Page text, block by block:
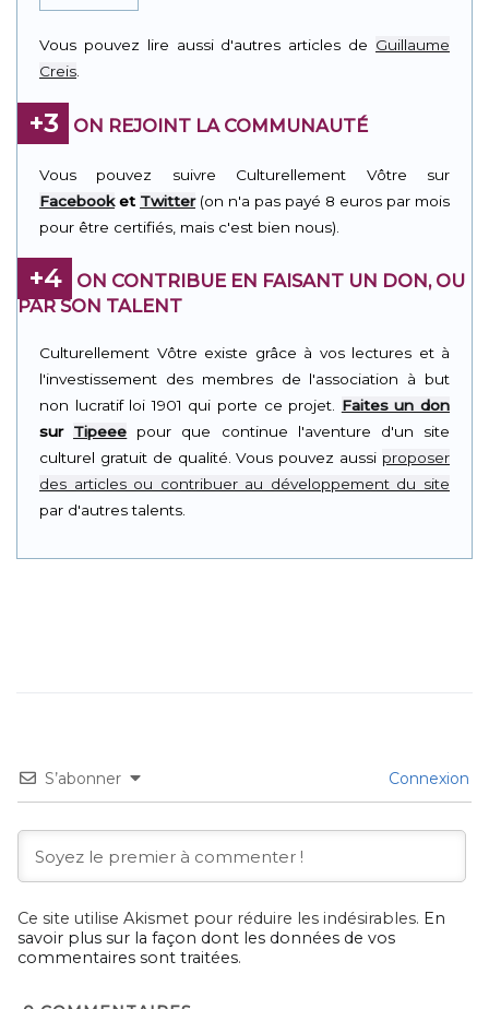
Vous pouvez lire aussi d'autres articles de Guillaume
Creis
+3 ON REJOINT LA COMMUNAUTÉ
Vous pouvez suivre Culturellement Vôtre sur
Facebooket Twitter(on n'a pas payé 8 euros par mois
pour être certifiés, mais c'est bien nous).
+4
ON CONTRIBUE EN FAISANT UN DON, OU
PAR SON TALENT
Culturellement Vôtre existe grâce à vos lectures et à
l'investissement des membres de l'association à but
non lucratif loi 1901 qui porte ce projet. Faites un don
sur Tipeee pour que continue l'aventure d'un site
culturel gratuit de qualité. Vous pouvez aussi proposer
des articles ou contribuer au développement du site
par d'autres talents.
S’abonner Connexion
Ce site utilise Akismet pour réduire les indésirables. En
savoir plus sur la façon dont les données de vos
commentaires sont traitées.